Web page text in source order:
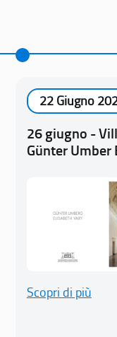
22 Giugno
26 giugno -
Günter Umber
Scopri di più